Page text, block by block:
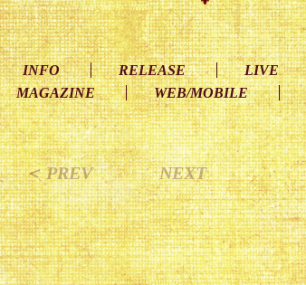
INFO RELEASE LIVE
MAGAZINE WEB/MOBILE
＜ PREV NEXT